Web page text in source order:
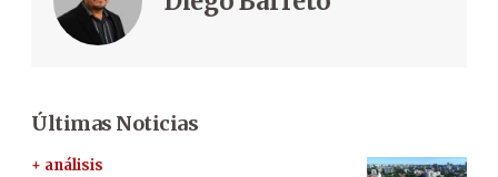
Últimas Noticias
+ análisis